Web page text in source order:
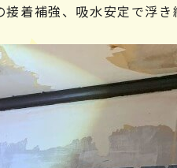
着補強、吸水安定で浮